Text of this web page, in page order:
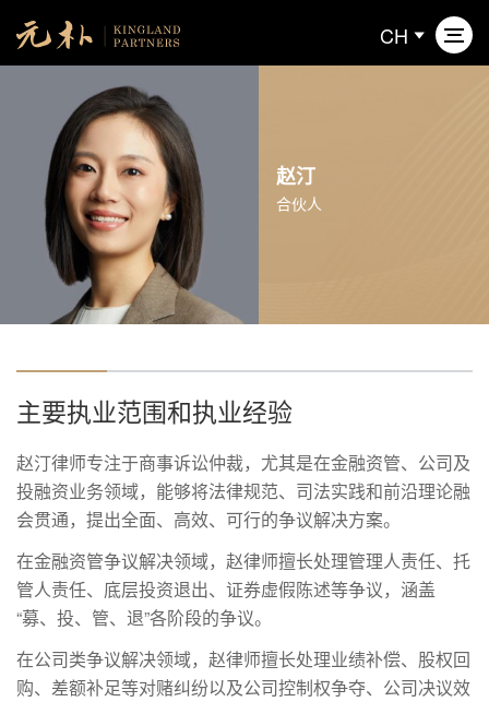
CH
关于元朴
业务领域
专业人员
联系我们
赵汀
合伙人
主要执业范围和执业经验
赵汀律师专注于商事诉讼仲裁，尤其是在金融资管、公司及
投融资业务领域，能够将法律规范、司法实践和前沿理论融
会贯通，提出全面、高效、可行的争议解决方案。
在金融资管争议解决领域，赵律师擅长处理管理人责任、托
管人责任、底层投资退出、证券虚假陈述等争议，涵盖
“募、投、管、退”各阶段的争议。
在公司类争议解决领域，赵律师擅长处理业绩补偿、股权回
购、差额补足等对赌纠纷以及公司控制权争夺、公司决议效